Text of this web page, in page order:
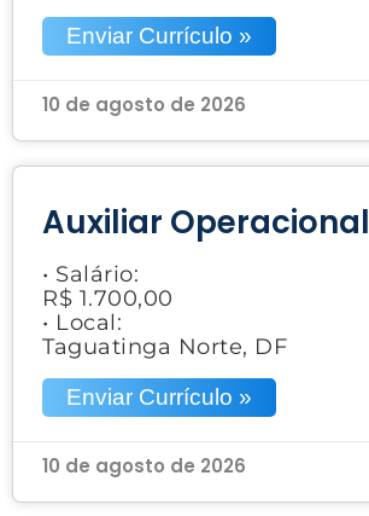
Enviar Currículo »
10 de agosto de 2026
Auxiliar Operacional
• Salário:
R$ 1.700,00
• Local:
Taguatinga Norte, DF
Enviar Currículo »
10 de agosto de 2026